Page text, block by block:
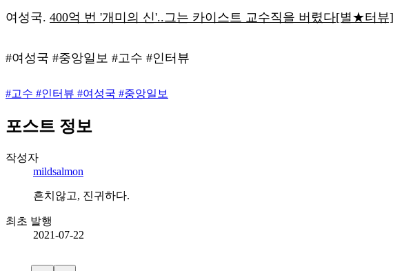
여성국. 400억 번 '개미의 신'..그는 카이스트 교수직을 버렸다[별★터뷰
#여성국 #중앙일보 #고수 #인터뷰
#고수 #인터뷰 #여성국 #중앙일보
포스트 정보
작성자
mildsalmon
흔치않고, 진귀하다.
최초 발행
2021-07-22